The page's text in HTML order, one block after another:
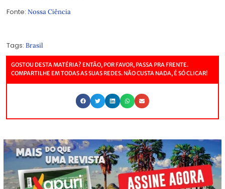
Fonte: Nossa Ciência
Tags: Brasil
GOSTOU DESTA MATÉRIA? ENTÃO, POR FAVOR, PASSA PRA FRENTE.
COMPARTILHE EM TODAS AS SUAS REDES. NÃO CUSTA NADA, É SÓ CLICAR!